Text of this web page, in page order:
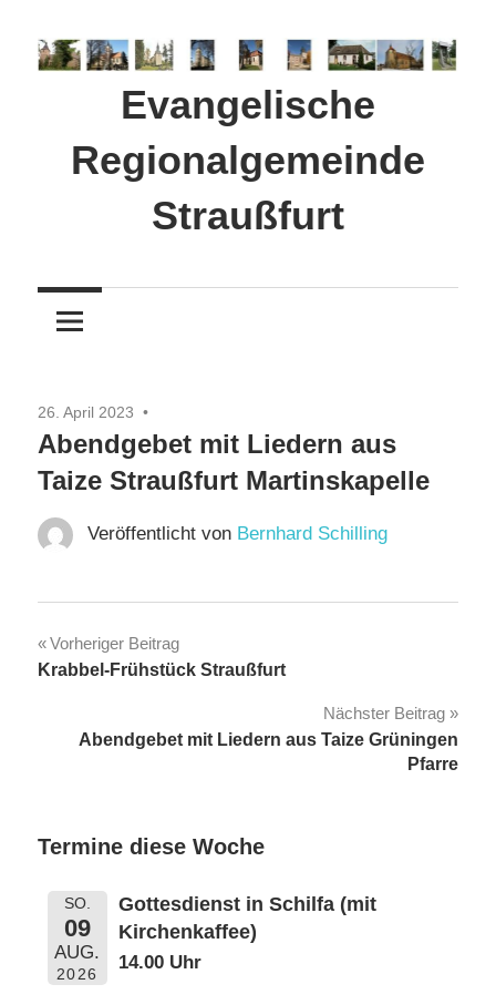
Inhalt
Evangelische
Regionalgemeinde
Straußfurt
26. April 2023
Abendgebet mit Liedern aus
Taize Straußfurt Martinskapelle
Veröffentlicht von Bernhard Schilling
Beitragsnavigation
Vorheriger Beitrag
Krabbel-Frühstück Straußfurt
Nächster Beitrag
Abendgebet mit Liedern aus Taize Grüningen
Pfarre
Termine diese Woche
SO.
09
AUG.
2026
Gottesdienst in Schilfa (mit
Kirchenkaffee)
14.00 Uhr